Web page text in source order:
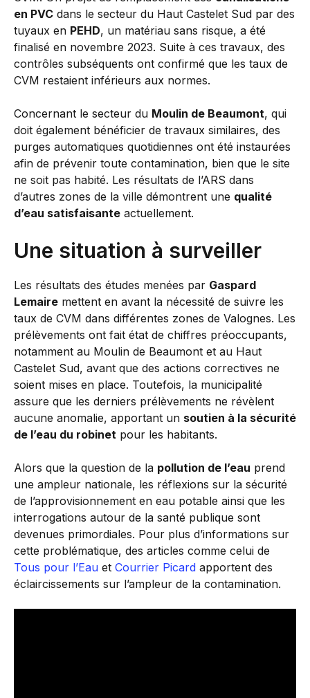
en PVC dans le secteur du Haut Castelet Sud par des
tuyaux en PEHD, un matériau sans risque, a été
finalisé en novembre 2023. Suite à ces travaux, des
contrôles subséquents ont confirmé que les taux de
CVM restaient inférieurs aux normes.
Concernant le secteur du Moulin de Beaumont, qui
doit également bénéficier de travaux similaires, des
purges automatiques quotidiennes ont été instaurées
afin de prévenir toute contamination, bien que le site
ne soit pas habité. Les résultats de l’ARS dans
d’autres zones de la ville démontrent une qualité
d’eau satisfaisante actuellement.
Une situation à surveiller
Les résultats des études menées par Gaspard
Lemaire mettent en avant la nécessité de suivre les
taux de CVM dans différentes zones de Valognes. Les
prélèvements ont fait état de chiffres préoccupants,
notamment au Moulin de Beaumont et au Haut
Castelet Sud, avant que des actions correctives ne
soient mises en place. Toutefois, la municipalité
assure que les derniers prélèvements ne révèlent
aucune anomalie, apportant un soutien à la sécurité
de l’eau du robinet pour les habitants.
Alors que la question de la pollution de l’eau prend
une ampleur nationale, les réflexions sur la sécurité
de l’approvisionnement en eau potable ainsi que les
interrogations autour de la santé publique sont
devenues primordiales. Pour plus d’informations sur
cette problématique, des articles comme celui de
Tous pour l’Eau et Courrier Picard apportent des
éclaircissements sur l’ampleur de la contamination.